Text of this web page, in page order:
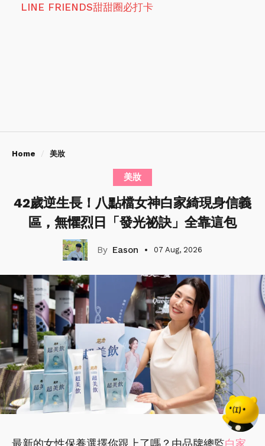
LINE FRIENDS甜甜圈必打卡
Home 美妝
美妝
42歲逆生長！八點檔女神白家綺現身信義
區，無懼烈日「發光祕訣」全靠這包
Eason 07 Aug, 2026
最新的女性保養選擇你跟上了嗎？由品牌總監白家